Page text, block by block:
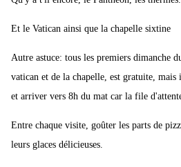
Et le Vatican ainsi que la chapelle sixtine
Autre astuce: tous les premiers dimanche
vatican et de la chapelle, est gratuite,
et arriver vers 8h du mat car la file
Entre chaque visite, goûter les parts de
leurs glaces délicieuses.